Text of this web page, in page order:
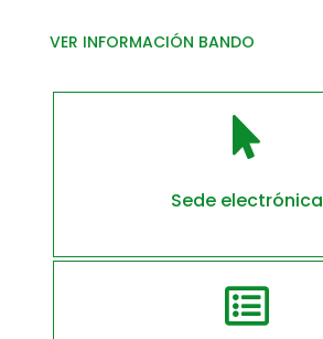
VER INFORMACIÓN BANDO

Sede electrónica
